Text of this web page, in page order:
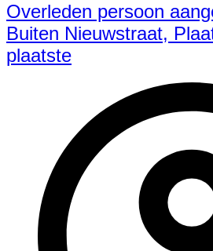
Overleden persoon
Buiten Nieuwstraat,
plaatste